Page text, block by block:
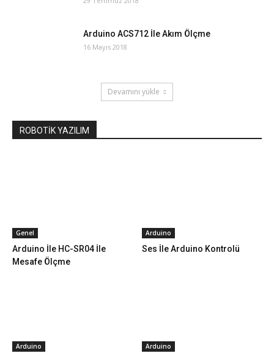
Arduino ACS712 İle Akım Ölçme
16 Mayıs 2018
Devamını yükle
ROBOTİK YAZILIM
Genel
Arduino İle HC-SR04 İle
Mesafe Ölçme
Arduino
Ses İle Arduino Kontrolü
Arduino Arduino